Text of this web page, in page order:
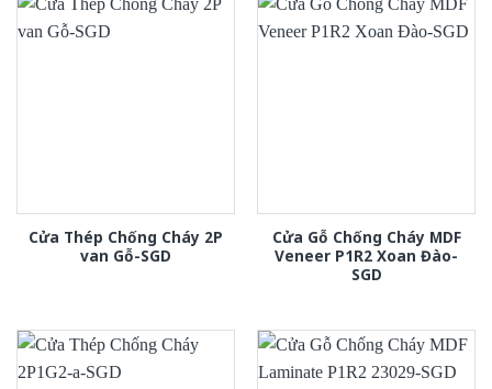
Cửa Thép Chống Cháy 2P
van Gỗ-SGD
Cửa Gỗ Chống Cháy MDF
Veneer P1R2 Xoan Đào-
SGD